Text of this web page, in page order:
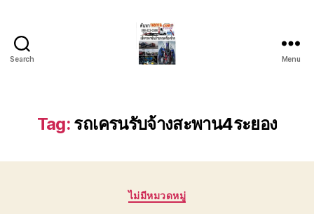
Search
ลาก
รถ
ชลบุรี
ชั่วโมง
Menu
Tag: รถเครนรับจ้างสะพาน4ระยอง
Categories
ไม่มีหมวดหมู่